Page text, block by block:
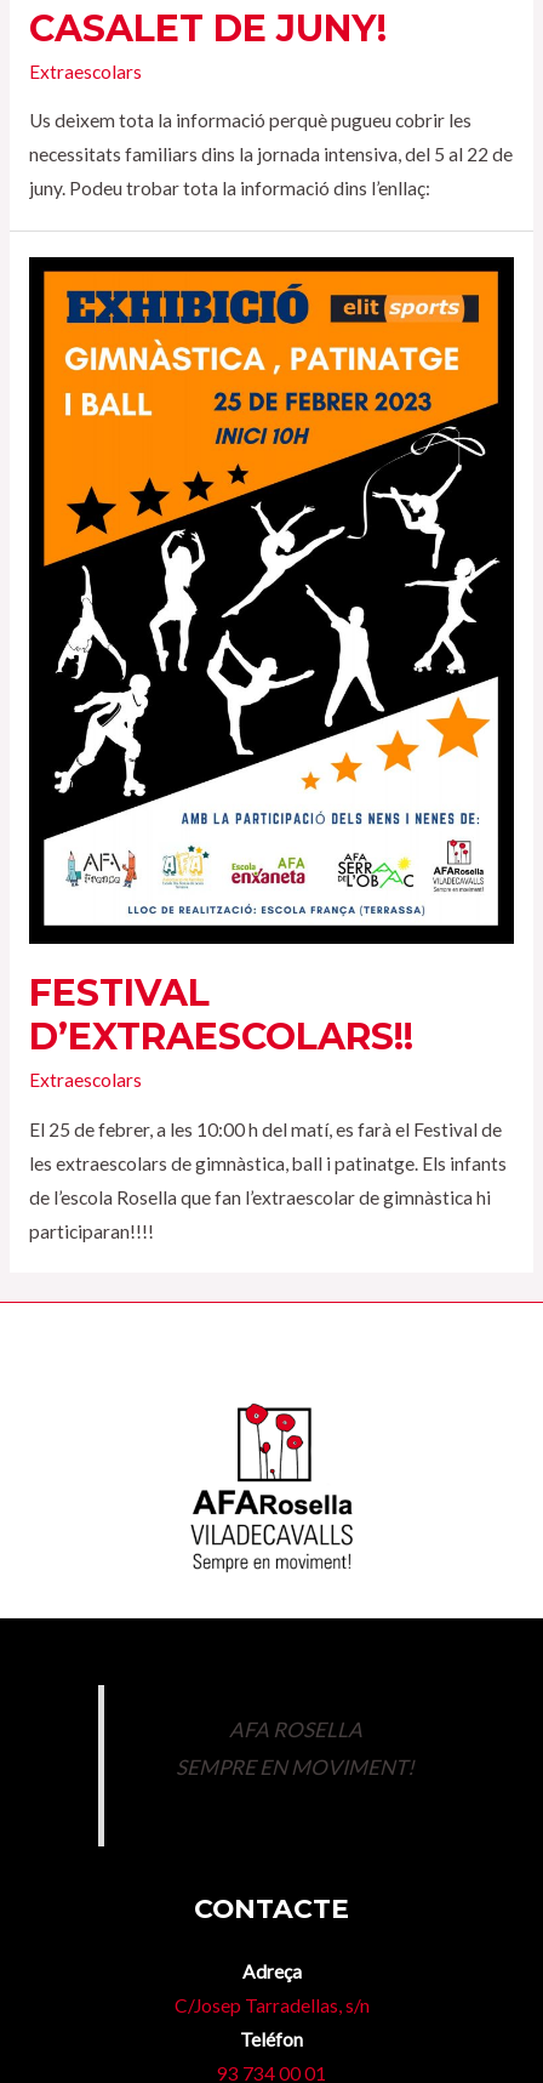
CASALET DE JUNY!
Extraescolars
Us deixem tota la informació perquè pugueu cobrir les
necessitats familiars dins la jornada intensiva, del 5 al 22 de
juny. Podeu trobar tota la informació dins l’enllaç:
FESTIVAL
D’EXTRAESCOLARS!!
Extraescolars
El 25 de febrer, a les 10:00 h del matí, es farà el Festival de
les extraescolars de gimnàstica, ball i patinatge. Els infants
de l’escola Rosella que fan l’extraescolar de gimnàstica hi
participaran!!!!
AFA ROSELLA
SEMPRE EN MOVIMENT!
CONTACTE
Adreça
C/Josep Tarradellas, s/n
Teléfon
93 734 00 01